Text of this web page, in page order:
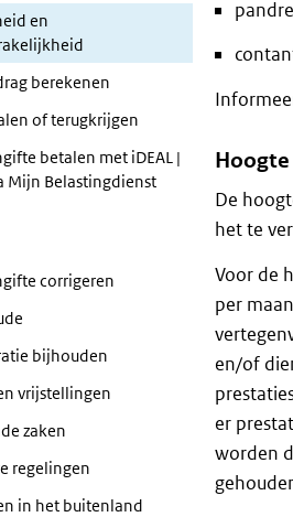
en
berekenen
of terugkrijgen
betalen met iDEAL |
Mijn Belastingdienst
corrigeren
bijhouden
vrijstellingen
zaken
regelingen
in het buitenland
De
het te
Voor de
per
en/of
er
worden